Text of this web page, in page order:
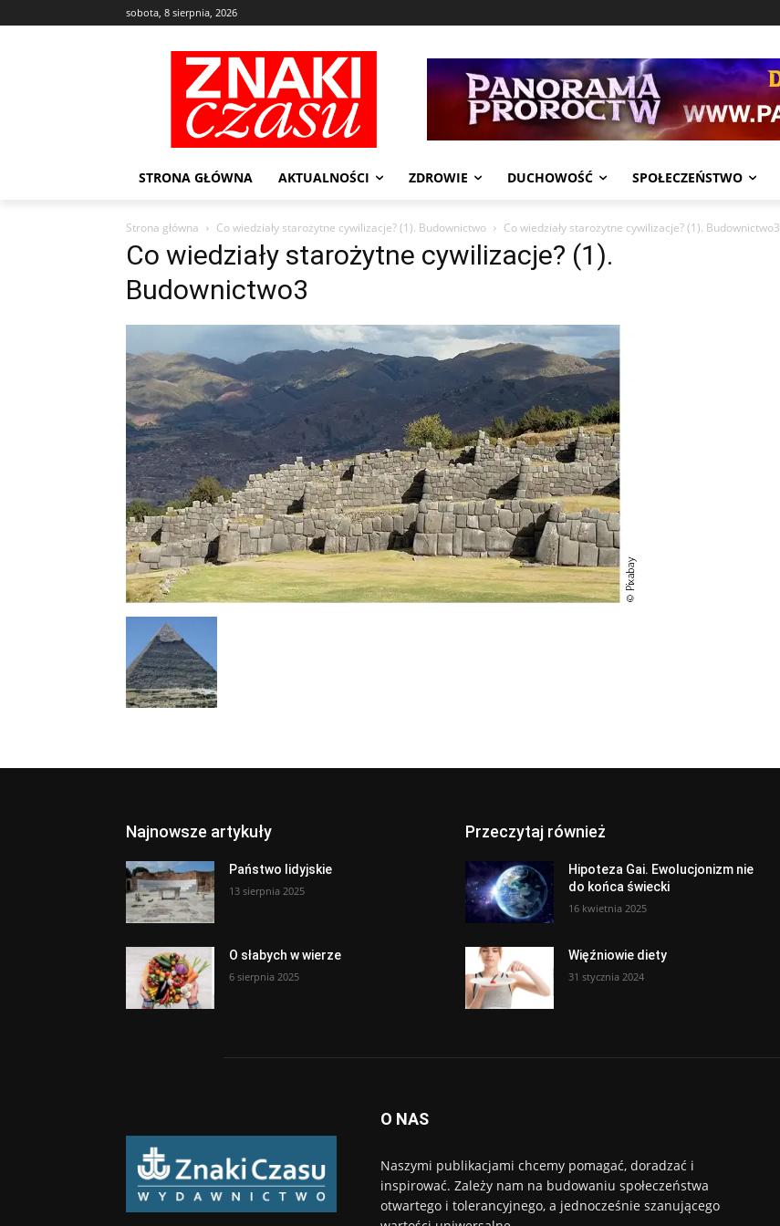
sobota, 8 sierpnia, 2026
STRONA GŁÓWNA AKTUALNOŚCI ZDROWIE DUCHOWOŚĆ SPOŁECZEŃSTWO
Strona główna Co wiedziały starożytne cywilizacje? (1). Budownictwo Co wiedziały starożytne cywilizacje? (1). Budownictwo3
Co wiedziały starożytne cywilizacje? (1).
Budownictwo3
Najnowsze artykuły
Państwo lidyjskie
13 sierpnia 2025
O słabych w wierze
6 sierpnia 2025
Przeczytaj również
Hipoteza Gai. Ewolucjonizm nie
do końca świecki
16 kwietnia 2025
Więźniowie diety
31 stycznia 2024
O NAS
Naszymi publikacjami chcemy pomagać, doradzać i
inspirować. Zależy nam na budowaniu społeczeństwa
otwartego i tolerancyjnego, a jednocześnie szanującego